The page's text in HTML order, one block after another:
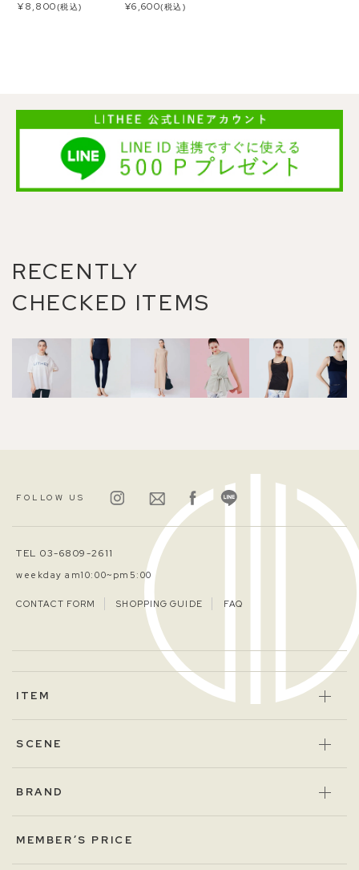
¥8,800(税込) ¥6,600(税込)
RECENTLY
CHECKED ITEMS
FOLLOW US
TEL 03-6809-2611
weekday am10:00~pm5:00
CONTACT FORM SHOPPING GUIDE FAQ
ITEM
SCENE
BRAND
MEMBER’S PRICE